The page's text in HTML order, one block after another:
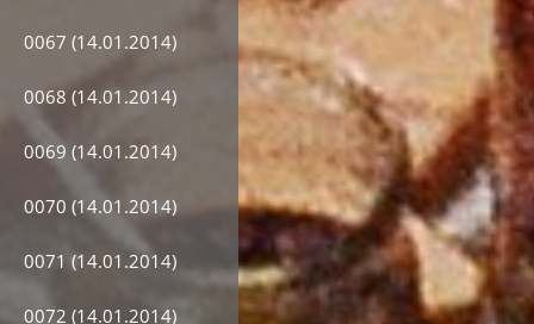
0067 (14.01.2014)
0068 (14.01.2014)
0069 (14.01.2014)
0070 (14.01.2014)
0071 (14.01.2014)
0072 (14.01.2014)